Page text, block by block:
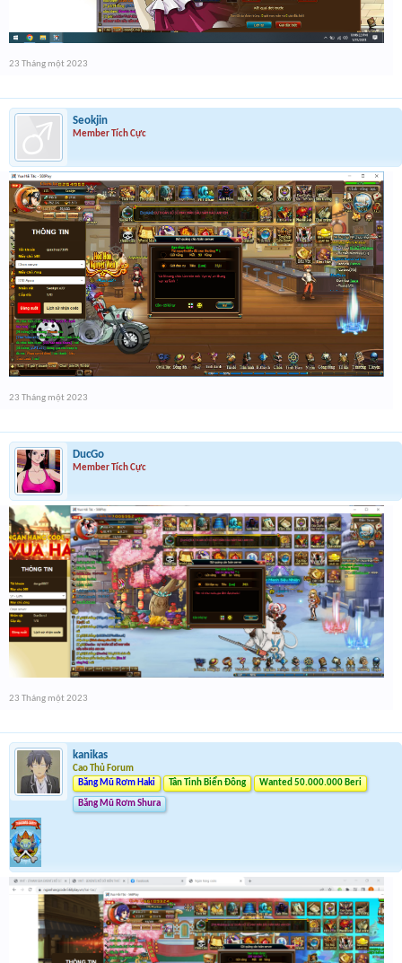
23 Tháng một 2023
Seokjin
Member Tích Cực
23 Tháng một 2023
DucGo
Member Tích Cực
23 Tháng một 2023
kanikas
Cao Thủ Forum
Băng Mũ Rơm Haki
Tân Tinh Biển Đông Wanted 50.000.000 Beri
Băng Mũ Rơm Shura